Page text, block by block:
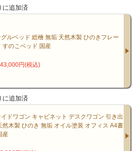
に追加済
ルベッド 総檜 無垢 天然木製 ひのきフレー
すのこベッド 国産
円(税込)
に追加済
ドワゴン キャビネット デスクワゴン 引き出
然木製 ひのき 無垢 オイル塗装 オフィス A4書
産